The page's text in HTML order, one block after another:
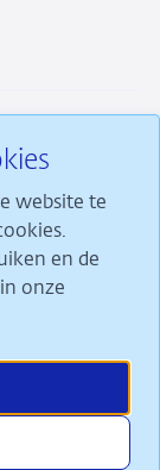
website te
en de
onzeen
in